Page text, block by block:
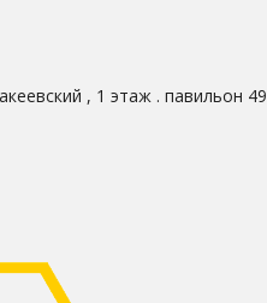
, 1 этаж . павильон 49